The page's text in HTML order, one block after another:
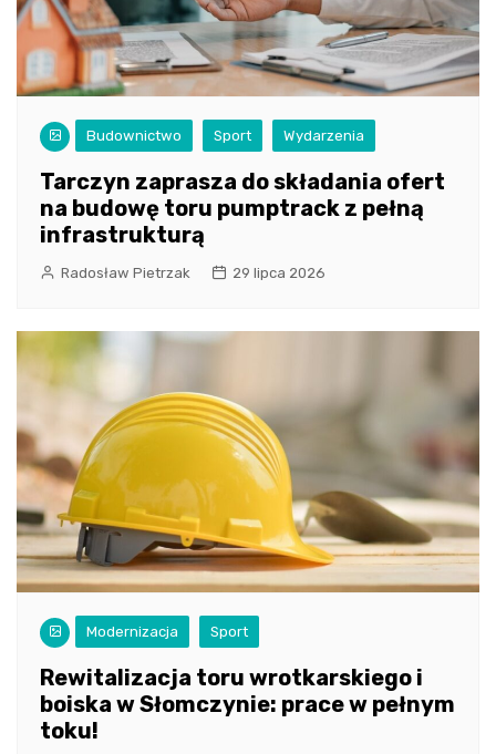
Budownictwo Sport Wydarzenia
Tarczyn zaprasza do składania ofert
na budowę toru pumptrack z pełną
infrastrukturą
Radosław Pietrzak 29 lipca 2026
Modernizacja Sport
Rewitalizacja toru wrotkarskiego i
boiska w Słomczynie: prace w pełnym
toku!